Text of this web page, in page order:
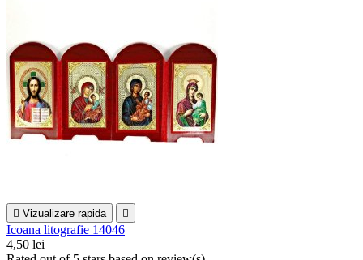
 Vizualizare rapida 
Icoana litografie 14046
4,50 lei